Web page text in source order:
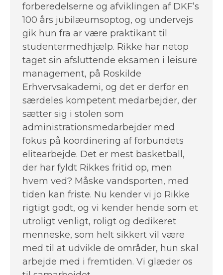
forberedelserne og afviklingen af DKF’s
100 års jubilæumsoptog, og undervejs
gik hun fra ar være praktikant til
studentermedhjælp. Rikke har netop
taget sin afsluttende eksamen i leisure
management, på Roskilde
Erhvervsakademi, og det er derfor en
særdeles kompetent medarbejder, der
sætter sig i stolen som
administrationsmedarbejder med
fokus på koordinering af forbundets
elitearbejde. Det er mest basketball,
der har fyldt Rikkes fritid op, men
hvem ved? Måske vandsporten, med
tiden kan friste. Nu kender vi jo Rikke
rigtigt godt, og vi kender hende som et
utroligt venligt, roligt og dedikeret
menneske, som helt sikkert vil være
med til at udvikle de områder, hun skal
arbejde med i fremtiden. Vi glæder os